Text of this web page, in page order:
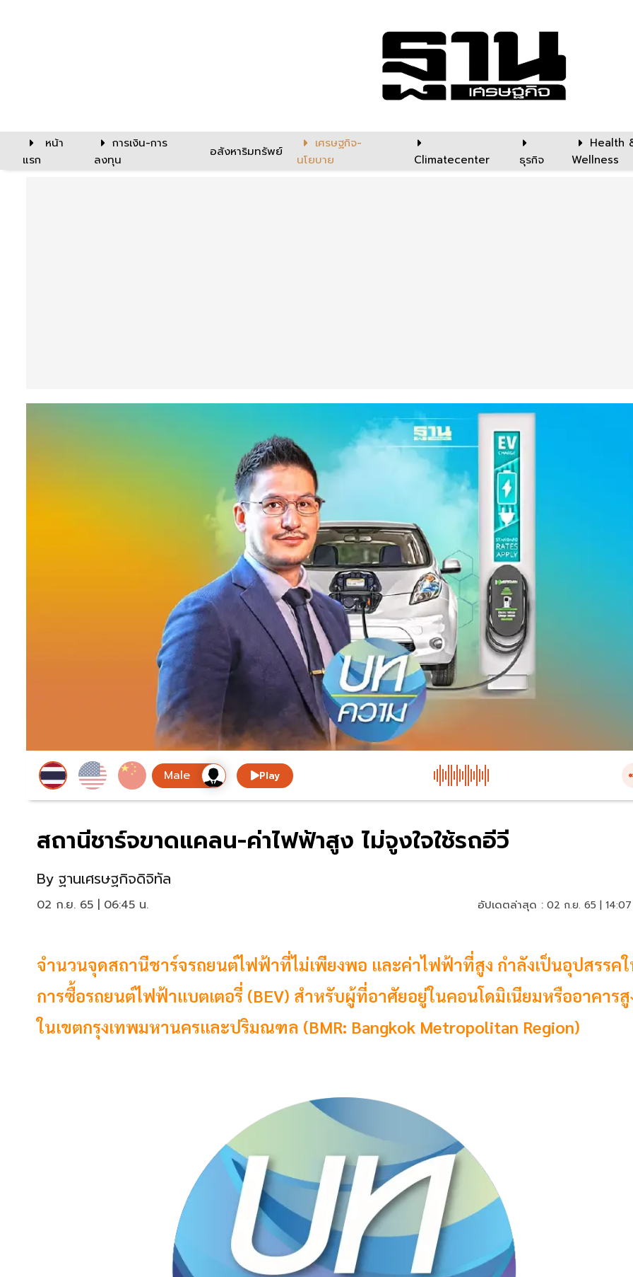
หน้า
แรก
การเงิน-การ
ลงทุน
อสังหาริมทรัพย์
เศรษฐกิจ-
นโยบาย
Climatecenter ธุรกิจ
Health
Wellness
Play
สถานีชาร์จขาดแคลน-ค่าไฟฟ้าสูง ไม่จูงใจใช้รถอีวี
By ฐานเศรษฐกิจดิจิทัล
02 ก.ย. 65 | 06:45 น. อัปเดตล่าสุด : 02 ก.ย. 65 |
จำนวนจุดสถานีชาร์จรถยนต์ไฟฟ้าที่ไม่เพียงพอ และค่าไฟฟ้าที่สูง กำลังเป็นอุปสรรค
การซื้อรถยนต์ไฟฟ้าแบตเตอรี่ (BEV) สำหรับผู้ที่อาศัยอยู่ในคอนโดมิเนียมหรืออาคารสู
ในเขตกรุงเทพมหานครและปริมณฑล (BMR: Bangkok Metropolitan Region)